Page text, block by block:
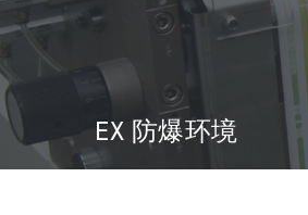
EX 防爆环境